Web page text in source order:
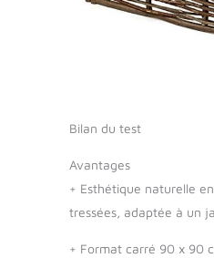
Bilan du test
Avantages
+ Esthétique naturelle
tressées, adaptée à un
+ Format carré 90 x 90